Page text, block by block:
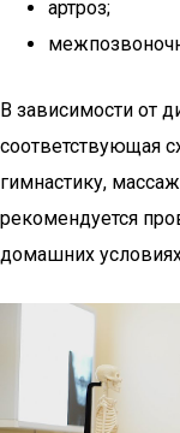
артроз;
В зависимости от
соответствующая
гимнастику,
рекомендуется
домашних